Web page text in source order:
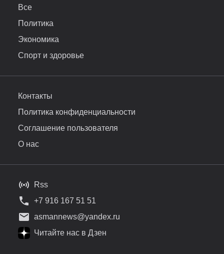
Все
Политика
Экономика
Спорт и здоровье
Контакты
Политика конфиденциальности
Соглашение пользователя
О нас
Rss
+7 916 167 51 51
asmannews@yandex.ru
Читайте нас в Дзен